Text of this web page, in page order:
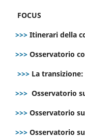
FOCUS
>>> Itinerari della
>>> Osservatorio
>>> La
>>> Osservatorio
>>> Osservatorio
>>> Osservatorio